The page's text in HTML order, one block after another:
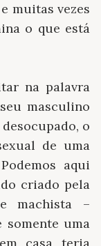
muitas vezes
o que está
na palavra
masculino
o
de uma
aqui
criado pela
machista –
somente uma